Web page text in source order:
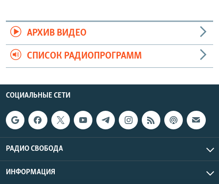
АРХИВ ВИДЕО
СПИСОК РАДИОПРОГРАММ
СОЦИАЛЬНЫЕ СЕТИ
РАДИО СВОБОДА
ИНФОРМАЦИЯ